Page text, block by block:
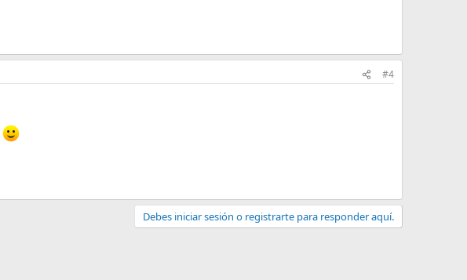
#4
Debes iniciar sesión o registrarte para responder aquí.